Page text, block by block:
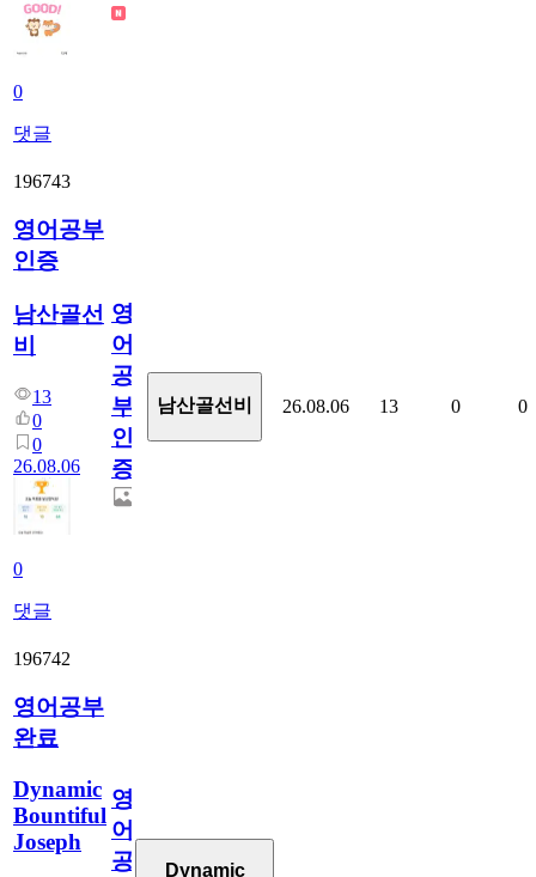
0
댓글
196743
영어공부
인증
남산골선
비
13
0
0
26.08.06
0
댓글
영
어
공
부
인
증
남산골선비 26.08.06 13 0 0
196742
영어공부
완료
Dynamic
Bountiful
Joseph
영
어
공
Dynamic